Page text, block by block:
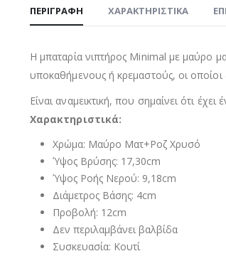
ΠΕΡΙΓΡΑΦΉ ΧΑΡΑΚΤΗΡΙΣΤΙΚΑ
Η μπαταρία νιπτήρος Minimal με μαύρο
υποκαθήμενους ή κρεμαστούς, οι οποίοι
Είναι αναμεικτική, που σημαίνει ότι
Χαρακτηριστικά:
Χρώμα: Μαύρο Ματ+Ροζ Χρυσό
Ύψος Βρύσης: 17,30cm
Ύψος Ροής Νερού: 9,18cm
Διάμετρος Βάσης: 4cm
Προβολή: 12cm
Δεν περιλαμβάνει βαλβίδα
Συσκευασία: Κουτί